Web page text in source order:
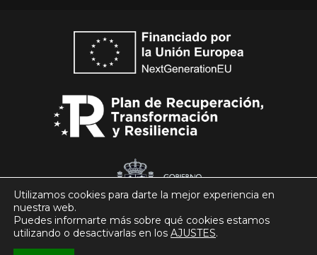
Utilizamos cookies para darte la mejor experiencia en
nuestra web.
Puedes informarte más sobre qué cookies estamos
utilizando o desactivarlas en los AJUSTES.